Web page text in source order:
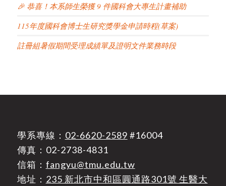
🎉 恭喜！本系師生榮獲 9 件國科會大專生計畫補助
115年度國科會博士生研究獎學金申請時程(草案)
註冊組暑假期間受理成績單及證明文件業務時段
學系專線： 02-6620-2589 #16004
傳真：02-2738-4831
信箱： fangyu@tmu.edu.tw
地址： 235 新北市中和區圓通路301號 生醫大